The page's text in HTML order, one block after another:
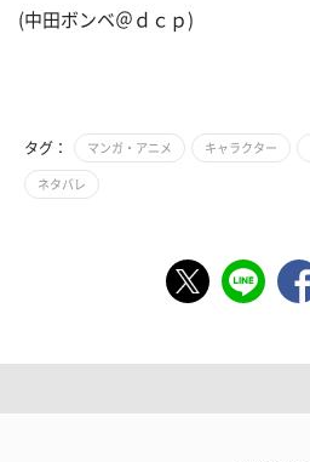
(中田ボンベ＠ｄｃｐ)
タグ： マンガ・アニメ キャラクター
ネタバレ